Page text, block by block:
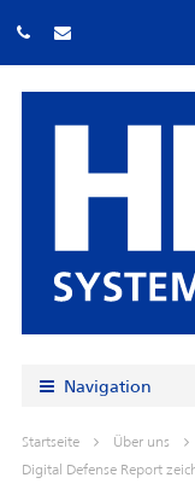
Navigation
Startseite Über uns
Digital Defense Report